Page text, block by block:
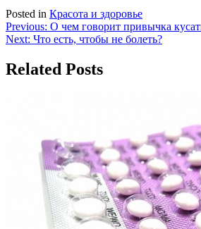
Posted in Красота и здоровье
Навигация
по
записям
Previous: О чем говорит привычка
Next: Что есть, чтобы не болеть?
Related Posts